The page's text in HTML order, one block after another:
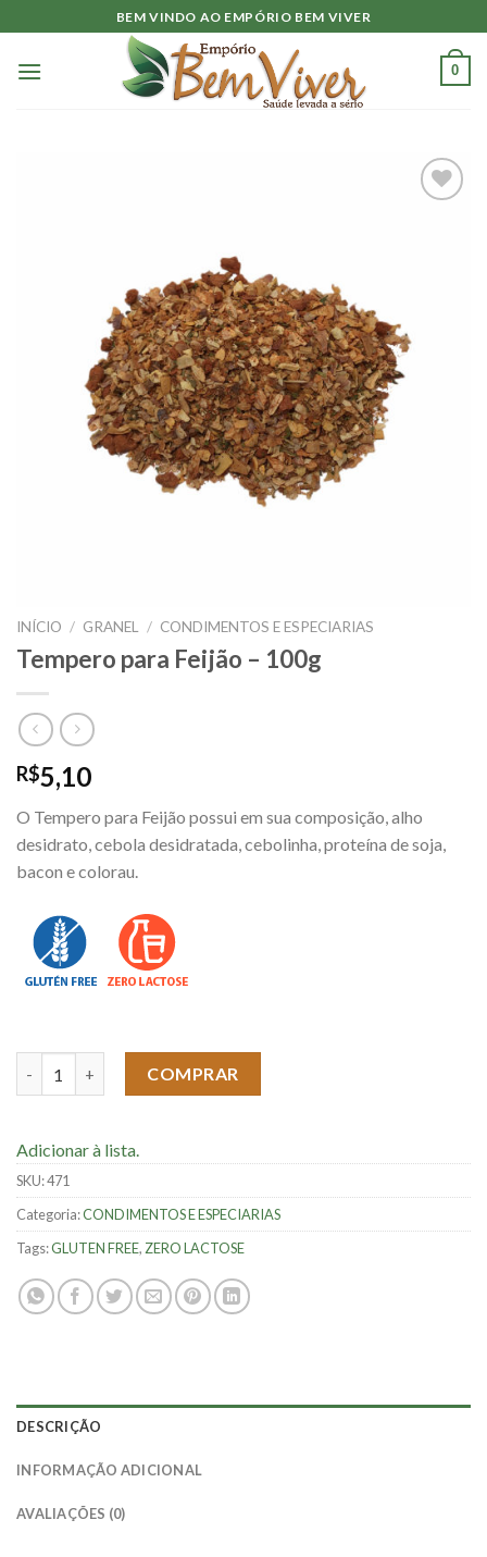
to
content
BEM VINDO AO EMPÓRIO BEM VIVER
0
INÍCIO / GRANEL / CONDIMENTOS E ESPECIARIAS
Tempero para Feijão – 100g
R$5,10
O Tempero para Feijão possui em sua composição, alho
desidrato, cebola desidratada, cebolinha, proteína de soja,
bacon e colorau.
COMPRAR
Adicionar à lista.
SKU:471
Categoria:CONDIMENTOS E ESPECIARIAS
Tags:GLUTEN FREE, ZERO LACTOSE
DESCRIÇÃO
INFORMAÇÃO ADICIONAL
AVALIAÇÕES (0)